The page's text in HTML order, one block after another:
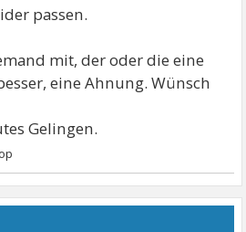
passen.
mit, der oder die eine
eine Ahnung. Wünsch
Gelingen.